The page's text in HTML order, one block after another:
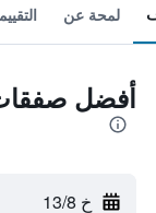
لمحة عن
أفضل
خ 13/8